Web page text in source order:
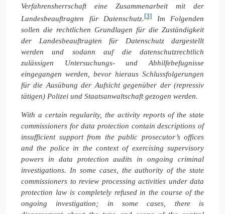
Verfahrensherrschaft eine Zusammenarbeit mit der
Landesbeauftragten für Datenschutz.[3] Im Folgenden
sollen die rechtlichen Grundlagen für die Zuständigkeit
der Landesbeauftragten für Datenschutz dargestellt
werden und sodann auf die datenschutzrechtlich
zulässigen Untersuchungs- und Abhilfebefugnisse
eingegangen werden, bevor hieraus Schlussfolgerungen
für die Ausübung der Aufsicht gegenüber der (repressiv
tätigen) Polizei und Staatsanwaltschaft gezogen werden.
With a certain regularity, the activity reports of the state
commissioners for data protection contain descriptions of
insufficient support from the public prosecutor’s offices
and the police in the context of exercising supervisory
powers in data protection audits in ongoing criminal
investigations. In some cases, the authority of the state
commissioners to review processing activities under data
protection law is completely refused in the course of the
ongoing investigation; in some cases, there is